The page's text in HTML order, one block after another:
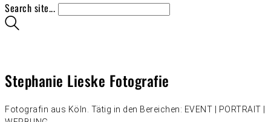
Search site...
Stephanie Lieske Fotografie
Fotografin aus Köln. Tätig in den Bereichen: EVENT | PORTRAIT |